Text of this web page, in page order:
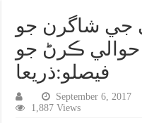
جي شاگرن جو
حوالي ڪرڻ جو
فيصلو:ذريعا
September 6, 2017
1,887 Views